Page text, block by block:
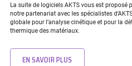
La suite de logiciels AKTS vous est proposé
notre partenariat avec les spécialistes
globale pour l’analyse cinétique et pour la
thermique des matériaux.
EN SAVOIR PLUS